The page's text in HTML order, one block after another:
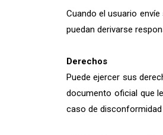
Cuando el usuario
puedan derivarse
Derechos
Puede ejercer sus
documento oficial que le
caso de